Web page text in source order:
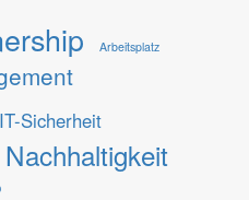
Arbeitsplatz
IT-Sicherheit
Nachhaltigkeit